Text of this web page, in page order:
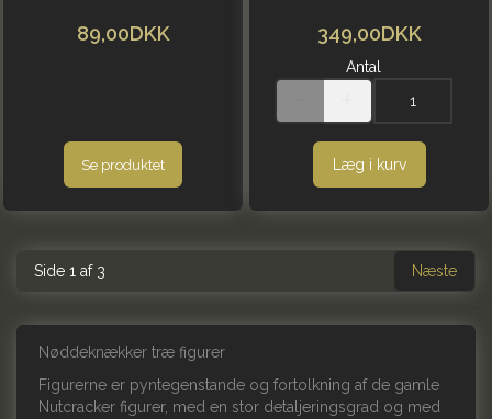
89,00DKK
Se produktet
349,00DKK
Antal
Læg i kurv
Side 1 af 3 Næste
Nøddeknækker træ figurer
Figurerne er pyntegenstande og fortolkning af de gamle
Nutcracker figurer, med en stor detaljeringsgrad og med